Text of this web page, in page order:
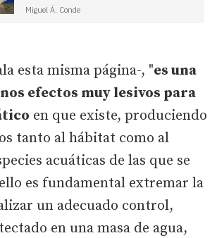
Miguel Á. Conde
esta misma página-, "es una
efectos muy lesivos para
en que existe, produciendo
tanto al hábitat como al
acuáticas de las que se
es fundamental extremar la
un adecuado control,
en una masa de agua,